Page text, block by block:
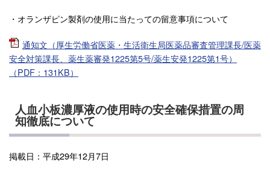
・オランザピン製剤の使用に当たっての留意事項について
通知文（厚生労働省医薬・生活衛生局医薬品審査管理課長/医薬
安全対策課長、薬生薬審発1225第5号/薬生安発1225第1号）
（PDF：131KB）
人血小板濃厚液の使用時の安全確保措置の周
知徹底について
掲載日：平成29年12月7日